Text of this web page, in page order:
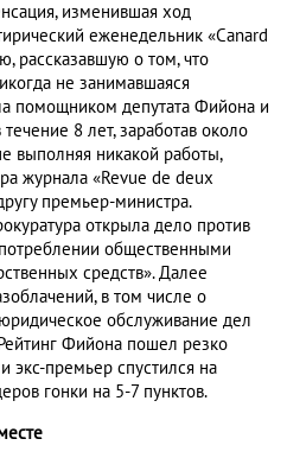
изменившая ход
еженедельник «Canard
рассказавшую о том, что
не занимавшаяся
помощником депутата Фийона и
8 лет, заработав около
выполняя никакой работы,
журнала «Revue de deux
премьер-министра.
открыла дело против
общественными
средств». Далее
в том числе о
обслуживание дел
Фийона пошел резко
экс-премьер спустился на
гонки на 5-7 пунктов.